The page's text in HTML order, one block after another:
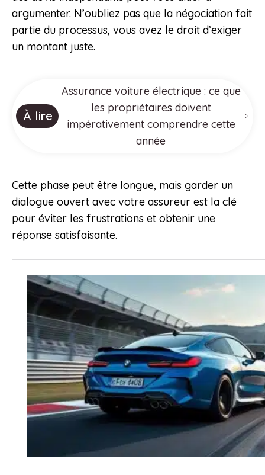
argumenter. N’oubliez pas que la négociation fait
partie du processus, vous avez le droit d’exiger
un montant juste.
À lire
Assurance voiture électrique : ce que
les propriétaires doivent
impérativement comprendre cette
année
Cette phase peut être longue, mais garder un
dialogue ouvert avec votre assureur est la clé
pour éviter les frustrations et obtenir une
réponse satisfaisante.